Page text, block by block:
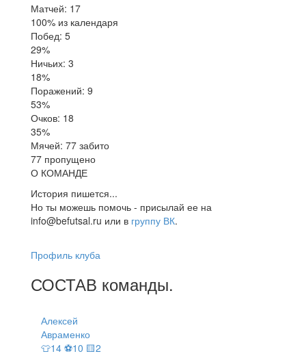
Матчей: 17
100% из календаря
Побед: 5
29%
Ничьих: 3
18%
Поражений: 9
53%
Очков: 18
35%
Мячей: 77 забито
77 пропущено
О КОМАНДЕ
История пишется...
Но ты можешь помочь - присылай ее на
info@befutsal.ru или в группу ВК.
Профиль клуба
СОСТАВ команды.
Алексей
Авраменко
👕14 ⚽10 🟨2